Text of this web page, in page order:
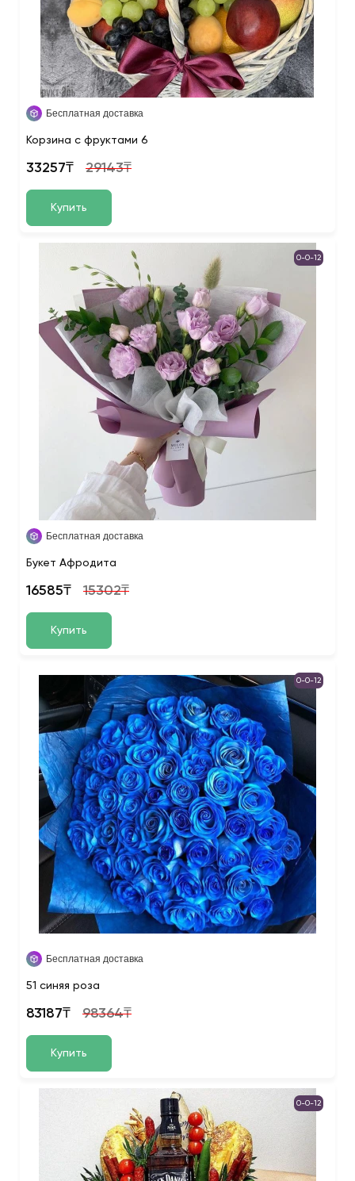
Бесплатная доставка
Корзина с фруктами 6
33257₸ 29143₸
Купить
0-0-12
Бесплатная доставка
Букет Афродита
16585₸ 15302₸
Купить
0-0-12
Бесплатная доставка
51 синяя роза
83187₸ 98364₸
Купить
0-0-12